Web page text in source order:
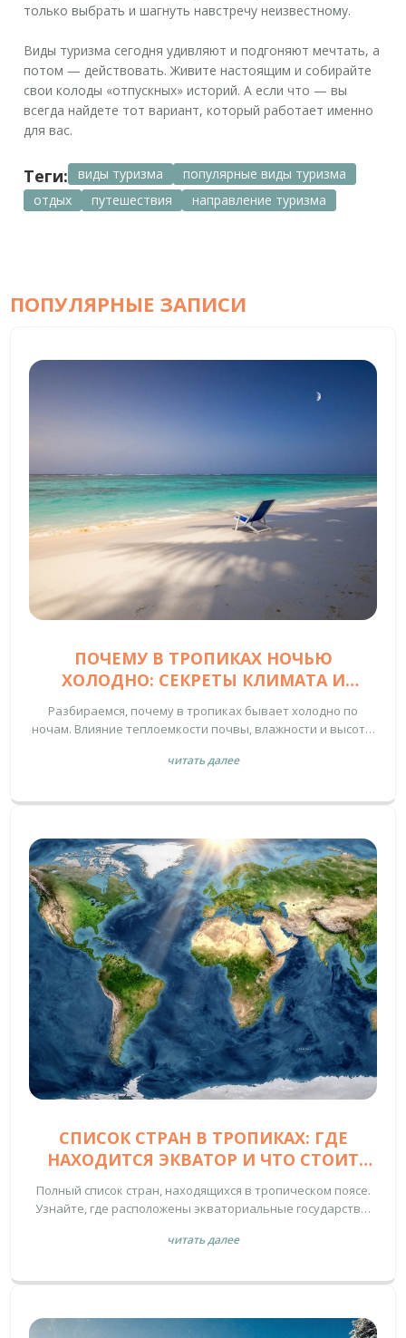
только выбрать и шагнуть навстречу неизвестному.
Виды туризма сегодня удивляют и подгоняют мечтать, а
потом — действовать. Живите настоящим и собирайте
свои колоды «отпускных» историй. А если что — вы
всегда найдете тот вариант, который работает именно
для вас.
Теги: виды туризма
популярные виды туризма
отдых
путешествия направление туризма
ПОПУЛЯРНЫЕ ЗАПИСИ
ПОЧЕМУ В ТРОПИКАХ НОЧЬЮ
ХОЛОДНО: СЕКРЕТЫ КЛИМАТА И
СОВЕТЫ ПУТЕШЕСТВЕННИКАМ
Разбираемся, почему в тропиках бывает холодно по
ночам. Влияние теплоемкости почвы, влажности и высоты
для туристов.
читать далее
СПИСОК СТРАН В ТРОПИКАХ: ГДЕ
НАХОДИТСЯ ЭКВАТОР И ЧТО СТОИТ
Полный список стран, находящихся в тропическом поясе.
Узнайте, где расположены экваториальные государства,
читать далее